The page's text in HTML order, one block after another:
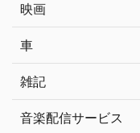
映画
車
雑記
音楽配信サービス